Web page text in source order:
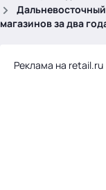
магазинов за два
Реклама на retail.ru